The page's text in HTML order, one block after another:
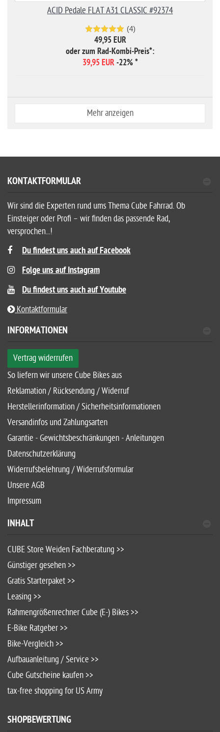
ACID Pedale FLAT A31 CLASSIC #92374
(4)
49,95 EUR
oder zum Rad-Kombi-Preis*:
39,95 EUR -22%*
Mehr anzeigen
KONTAKTFORMULAR
Wir sind die Experten rund ums Thema Cube Fahrrad. Ob
Einsteiger oder Profi – wir finden das passende Rad,
versprochen...!
Du findest uns auch auf Facebook
Folge uns auf Instagram
Du findest uns auch auf Youtube
Kontaktformular
INFORMATIONEN
Vertrag widerrufen
So liefern wir unsere Cube Bikes aus
Reklamation / Rücksendung / Widerruf
Herstellerinformation / Sicherheitsinformationen
Versandinfos und Zahlungsarten
Garantie - Gewichtsbeschränkungen - Anleitungen
Datenschutzerklärung
Widerrufsbelehrung / Widerrufsformular
Unsere AGB
Impressum
INHALT
CUBE Store Weiden Fachberatung >>
Günstiger gesehen >>
Gratis Starterpaket >>
Leasing >>
Rahmengrößenrechner Cube (E-) Bikes >>
E-Bike Ratgeber >>
Bike-Vergleich >>
Aufbauanleitung / Service >>
Cube Gutscheine kaufen >>
tax-free shopping for US Army
SHOPBEWERTUNG